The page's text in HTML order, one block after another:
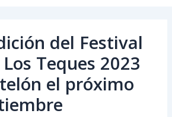
del Festival
Teques 2023
el próximo